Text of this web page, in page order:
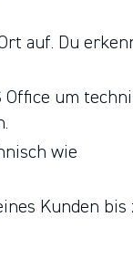
auf. Du
um
wie
Kunden bis